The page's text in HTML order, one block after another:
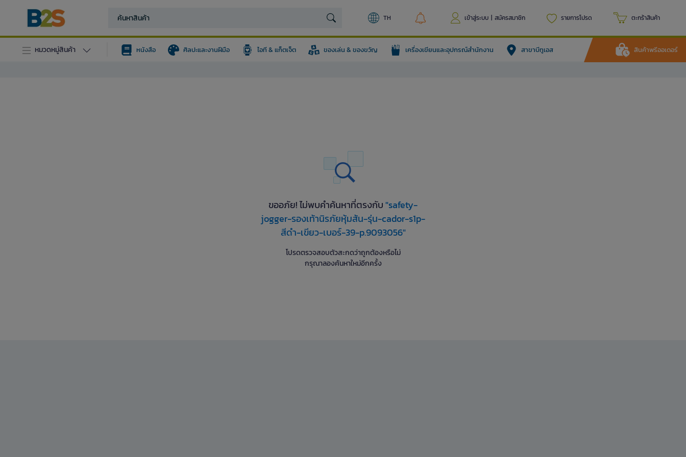
TH เข้าสู่ระบบ | สมัครสมาชิก รายการโปรด ตะกร้าสินค้า
หมวดหมู่สินค้า หนังสือ ศิลปะและงานฝีมือ ไอที & แก็ตเจ็ต ของเล่น & ของขวัญ เครื่องเขียนและอุปกรณ์สำนักงาน สาขาบีทูเอส สินค้าพรีออเดอร์
ขออภัย! ไม่พบคำค้นหาที่ตรงกับ"safety-
jogger-รองเท้านิรภัยหุ้มส้น-รุ่น-cador-s1p-
สีดำ-เขียว-เบอร์-39-p.9093056"
โปรดตรวจสอบตัวสะกดว่าถูกต้องหรือไม่
กรุณาลองค้นหาใหม่อีกครั้ง